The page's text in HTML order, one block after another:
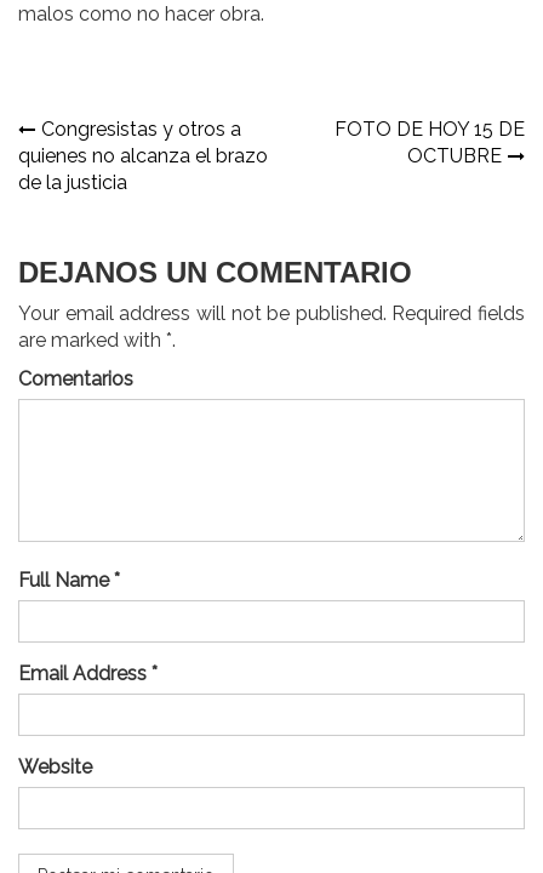
malos como no hacer obra.
Navegación
de
Congresistas y otros a
quienes no alcanza el brazo
de la justicia
FOTO DE HOY 15 DE
OCTUBRE
DEJANOS UN COMENTARIO
Your email address will not be published. Required fields
are marked with *.
Comentarios
Full Name *
Email Address *
Website